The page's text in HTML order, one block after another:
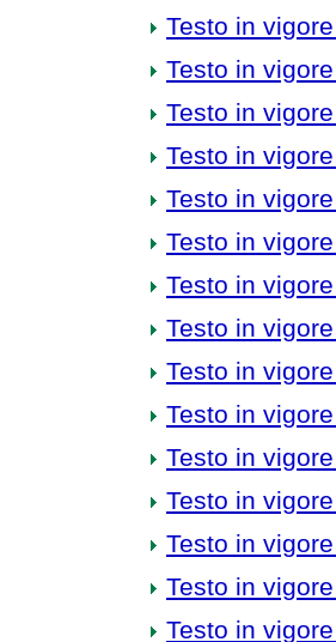
Testo in
Testo in
Testo in
Testo in
Testo in
Testo in
Testo in
Testo in
Testo in
Testo in
Testo in
Testo in
Testo in
Testo in
Testo in